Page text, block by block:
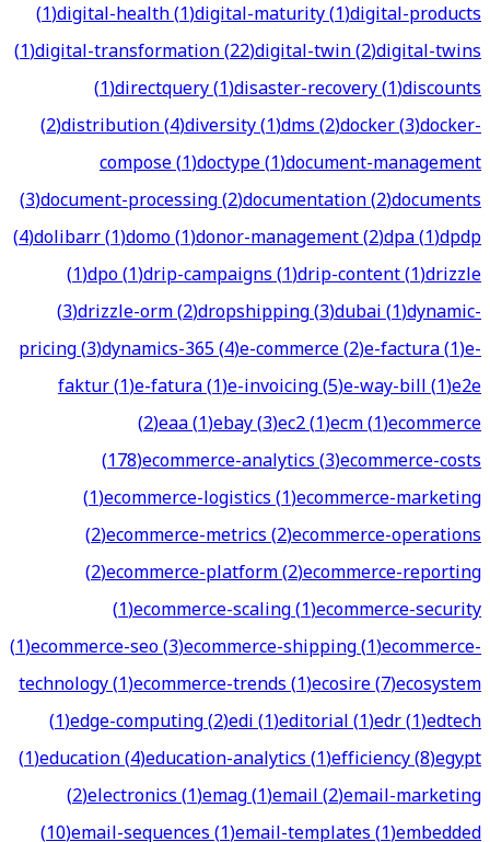
(1)digital-health(1)digital-maturity(1)digital-products
(1)digital-transformation(22)digital-twin(2)digital-twins
(1)directquery(1)disaster-recovery(1)discounts
(2)distribution(4)diversity(1)dms(2)docker(3)docker-
compose(1)doctype(1)document-management
(3)document-processing(2)documentation(2)documents
(4)dolibarr(1)domo(1)donor-management(2)dpa(1)dpdp
(1)dpo(1)drip-campaigns(1)drip-content(1)drizzle
(3)drizzle-orm(2)dropshipping(3)dubai(1)dynamic-
pricing(3)dynamics-365(4)e-commerce(2)e-factura(1)e-
faktur(1)e-fatura(1)e-invoicing(5)e-way-bill(1)e2e
(2)eaa(1)ebay(3)ec2(1)ecm(1)ecommerce
(178)ecommerce-analytics(3)ecommerce-costs
(1)ecommerce-logistics(1)ecommerce-marketing
(2)ecommerce-metrics(2)ecommerce-operations
(2)ecommerce-platform(2)ecommerce-reporting
(1)ecommerce-scaling(1)ecommerce-security
(1)ecommerce-seo(3)ecommerce-shipping(1)ecommerce-
technology(1)ecommerce-trends(1)ecosire(7)ecosystem
(1)edge-computing(2)edi(1)editorial(1)edr(1)edtech
(1)education(4)education-analytics(1)efficiency(8)egypt
(2)electronics(1)emag(1)email(2)email-marketing
(10)email-sequences(1)email-templates(1)embedded